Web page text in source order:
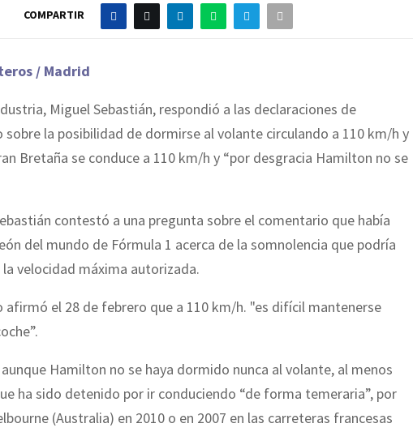
COMPARTIR
/ Madrid
Miguel Sebastián, respondió a las declaraciones de
sobre la posibilidad de dormirse al volante circulando a 110 km/h y
Bretaña se conduce a 110 km/h y “por desgracia Hamilton no se
contestó a una pregunta sobre el comentario que había
del mundo de Fórmula 1 acerca de la somnolencia que podría
velocidad máxima autorizada.
afirmó el 28 de febrero que a 110 km/h. "es difícil mantenerse
Hamilton no se haya dormido nunca al volante, al menos
ha sido detenido por ir conduciendo “de forma temeraria”, por
(Australia) en 2010 o en 2007 en las carreteras francesas